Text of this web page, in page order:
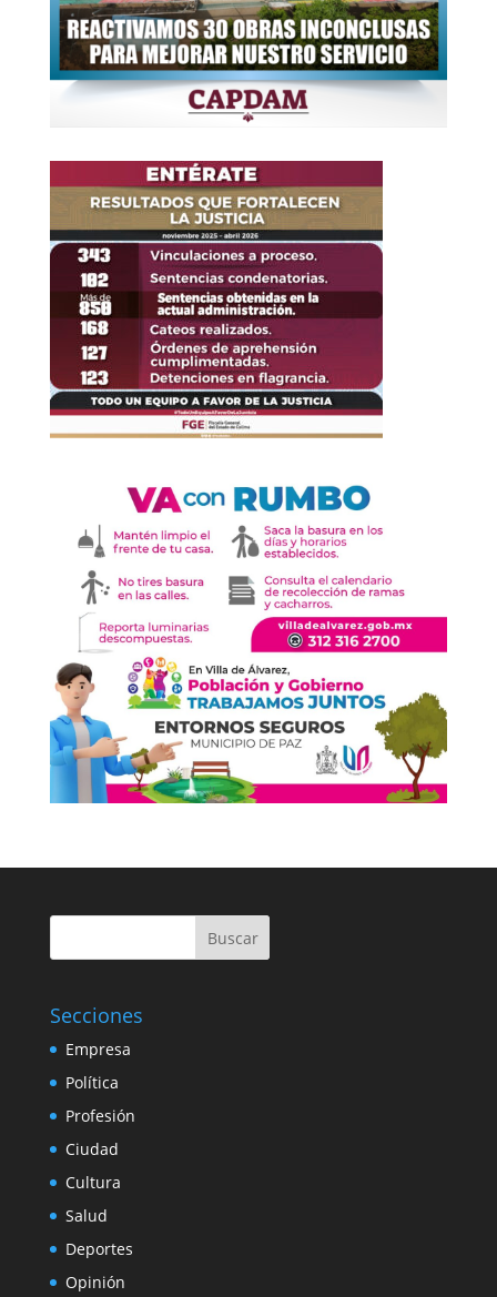
Buscar
Secciones
Empresa
Política
Profesión
Ciudad
Cultura
Salud
Deportes
Opinión